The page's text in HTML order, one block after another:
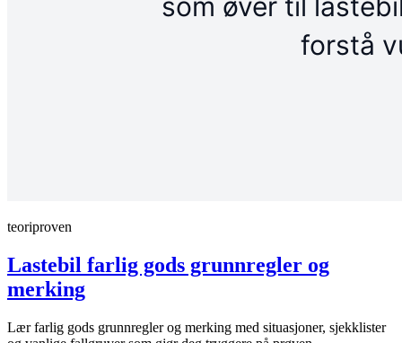
teoriproven
Lastebil farlig gods grunnregler og
merking
Lær farlig gods grunnregler og merking med situasjoner, sjekklister